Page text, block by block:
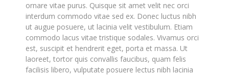
ornare vitae purus. Quisque sit amet velit nec orci
interdum commodo vitae sed ex. Donec luctus nibh
ut augue posuere, ut lacinia velit vestibulum. Etiam
commodo lacus vitae tristique sodales. Vivamus orci
est, suscipit et hendrerit eget, porta et massa. Ut
laoreet, tortor quis convallis faucibus, quam felis
facilisis libero, vulputate posuere lectus nibh lacinia